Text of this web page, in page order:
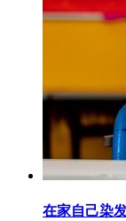
在家自己染